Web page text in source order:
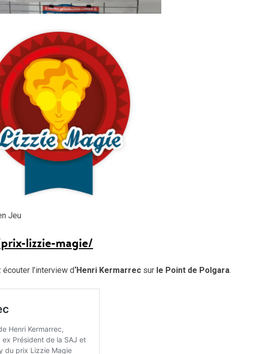
Jeu
lizzie-magie/
l’interview d‘Henri Kermarrec sur le Point de Polgara.